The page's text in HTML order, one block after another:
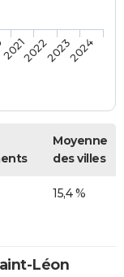
2021202220232024
Moyenne
des villes
15,4 %
Léon